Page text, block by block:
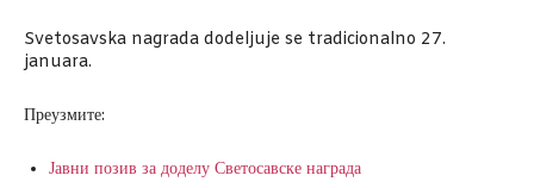
Svetosavska nagrada dodeljuje se tradicionalno 27.
januara.
Преузмите:
Јавни позив за доделу Светосавске награда